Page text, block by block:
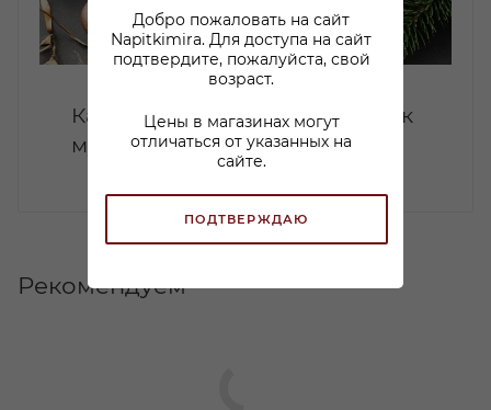
Добро пожаловать на сайт
Napitkimira. Для доступа на сайт
подтвердите, пожалуйста, свой
возраст.
Цены в магазинах могут
отличаться от указанных на
сайте.
ПОДТВЕРЖДАЮ
Какой коньяк купить в подарок
мужчине: советы по выбору
Рекомендуем